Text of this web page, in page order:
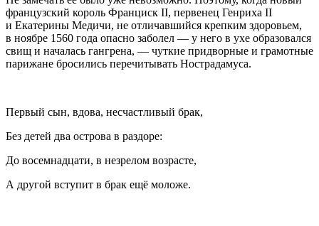
французский король Франциск II, первенец Генриха II
и Екатерины Медичи, не отличавшийся крепким здоровьем,
в ноябре 1560 года опасно заболел — у него в ухе образовался
свищ и началась гангрена, — чуткие придворные и грамотные
парижане бросились перечитывать Нострадамуса.
Первый сын, вдова, несчастливый брак,
Без детей два острова в раздоре:
До восемнадцати, в незрелом возрасте,
А другой вступит в брак ещё моложе.